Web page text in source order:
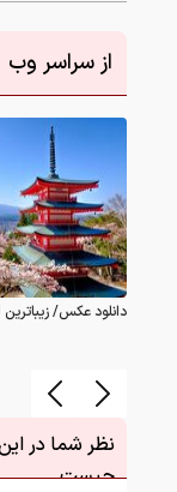
از سراسر وب
دانلود عکس/
نظر شما در
چیست